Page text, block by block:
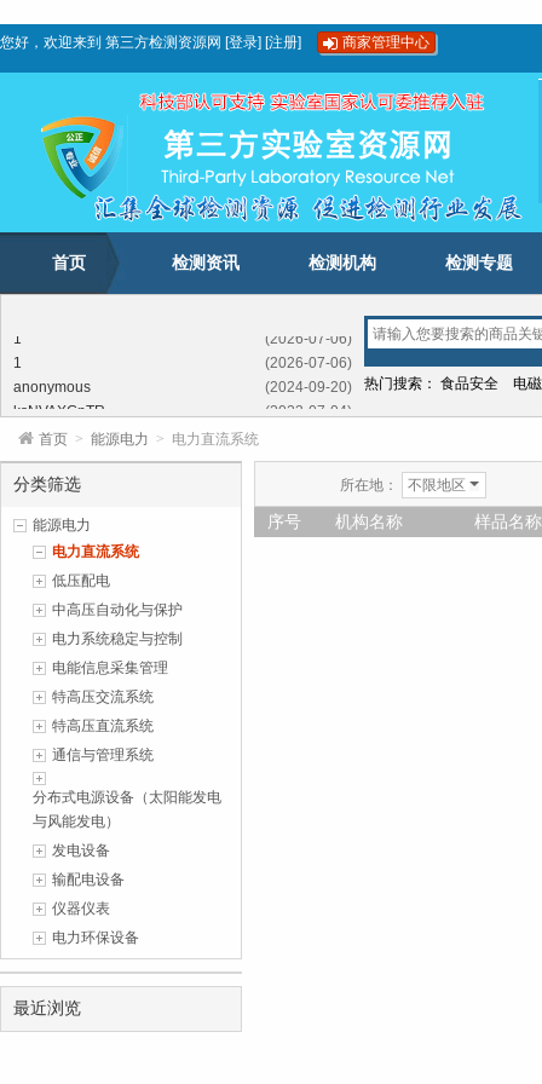
您好，欢迎来到 第三方检测资源网 [登录] [注册] 商家管理中心
首页 检测资讯 检测机构 检测专题
1
(2026-07-06)
1
(2026-07-06)
anonymous
(2024-09-20)
ksNVAXGnTR
(2023-07-04)
FFSEXXTkjeroPv
SdwLBwDombxYI
(2021-11-09)
(2020-11-21)
1
(2026-07-06)
热门搜索： 食品安全 电
首页 > 能源电力 > 电力直流系统
分类筛选
能源电力
电力直流系统
低压配电
中高压自动化与保护
电力系统稳定与控制
电能信息采集管理
特高压交流系统
特高压直流系统
通信与管理系统
分布式电源设备（太阳能发电
与风能发电）
发电设备
输配电设备
仪器仪表
电力环保设备
最近浏览
所在地： 不限地区
序号 机构名称 样品名称